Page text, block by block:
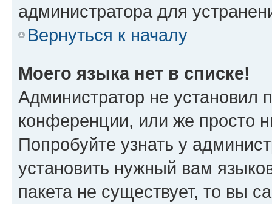
администратора для
Вернуться к началу
Моего языка нет в списке!
Администратор не установил
конференции, или же просто
Попробуйте узнать у
установить нужный вам
пакета не существует, то вы